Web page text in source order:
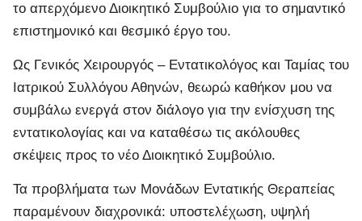
το απερχόμενο Διοικητικό Συμβούλιο για το σημαντικό
επιστημονικό και θεσμικό έργο του.
Ως Γενικός Χειρουργός – Εντατικολόγος και Ταμίας του
Ιατρικού Συλλόγου Αθηνών, θεωρώ καθήκον μου να
συμβάλω ενεργά στον διάλογο για την ενίσχυση της
εντατικολογίας και να καταθέσω τις ακόλουθες
σκέψεις προς το νέο Διοικητικό Συμβούλιο.
Τα προβλήματα των Μονάδων Εντατικής Θεραπείας
παραμένουν διαχρονικά: υποστελέχωση, υψηλή